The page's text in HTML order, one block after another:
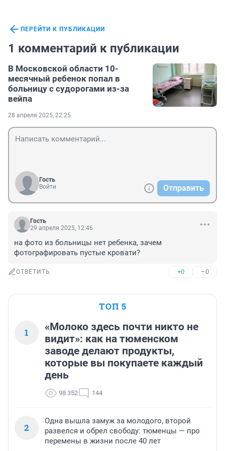
ПЕРЕЙТИ К ПУБЛИКАЦИИ
1 комментарий к публикации
В Московской области 10-
месячный ребенок попал в
больницу с судорогами из-за
вейпа
28 апреля 2025, 22:25
Гость
Войти
Отправить
Гость
29 апреля 2025, 12:46
на фото из больницы нет ребенка, зачем
фотографировать пустые кровати?
ОТВЕТИТЬ +0 –0
ТОП 5
1
«Молоко здесь почти никто не
видит»: как на тюменском
заводе делают продукты,
которые вы покупаете каждый
день
98 352 144
2
Одна вышла замуж за молодого, второй
развелся и обрел свободу: тюменцы — про
перемены в жизни после 40 лет